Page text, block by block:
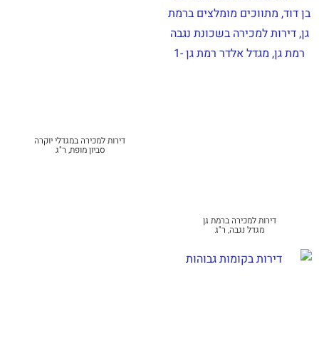
דירות למכירה ברמת גן
מגדל נגבה, ר"ג
דירות למכירה במגדלי יוקרה
סביון מופת, ר"ג